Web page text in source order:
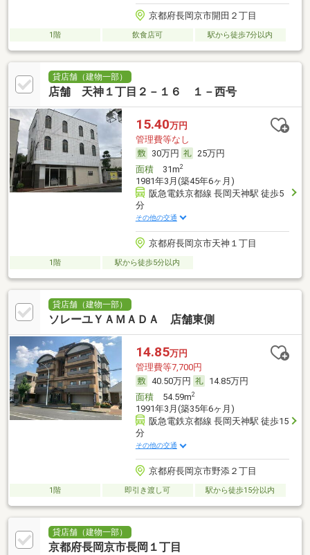
京都府長岡京市開田２丁目
1階 飲食店可 駅から徒歩7分以内
貸店舗（建物一部）
店舗 天神１丁目２－１６ １－西号
15.40万円
管理費等なし
30万円
25万円
面積31m2
1981年3月(築45年6ヶ月)
阪急電鉄京都線 長岡天神駅 徒歩5
分
その他の交通
京都府長岡京市天神１丁目
1階 駅から徒歩5分以内
貸店舗（建物一部）
ソレーユＹＡＭＡＤＡ 店舗東側
14.85万円
管理費等7,700円
40.50万円
14.85万円
面積54.59m2
1991年3月(築35年6ヶ月)
阪急電鉄京都線 長岡天神駅 徒歩15
分
その他の交通
京都府長岡京市野添２丁目
1階 即引き渡し可 駅から徒歩15分以内
貸店舗（建物一部）
京都府長岡京市長岡１丁目